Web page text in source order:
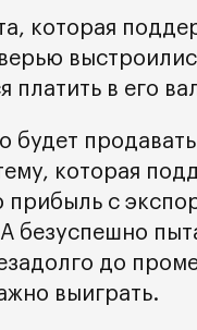
которая
платить в его
будет
которая
прибыль с
безуспешно
до
выиграть.